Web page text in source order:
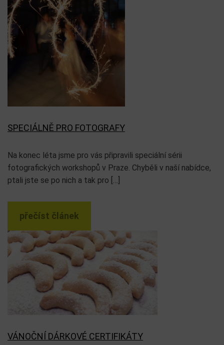
SPECIÁLNĚ PRO FOTOGRAFY
Na konec léta jsme pro vás připravili speciální sérii
fotografických workshopů v Praze. Chyběli v naší nabídce,
ptali jste se po nich a tak pro […]
přečíst článek
VÁNOČNÍ DÁRKOVÉ CERTIFIKÁTY